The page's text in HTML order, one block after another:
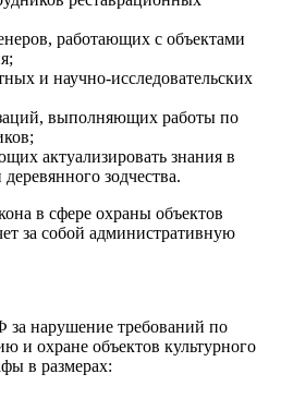
работающих с объектами
и научно-исследовательских
выполняющих работы по
актуализировать знания в
зодчества.
в сфере охраны объектов
за собой административную
нарушение требований по
и охране объектов культурного
в размерах: